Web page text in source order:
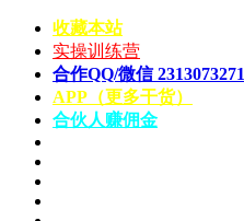
收藏本站
实操训练营
合作QQ/微信 2313073271
APP（更多干货）
合伙人赚佣金